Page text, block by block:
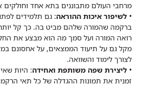
מרחבי העולם מתבוננים בתא אחד
• לשיפור איכות ההוראה: גם תלמידים
ברקמה שהמורה שלהם מביט בה. כך קל
רואה המורה ועל סמך מה הוא מבצע את
מקל גם על תיעוד הממצאים, על אחסונם
לצורך לימוד והשוואה.
• ליצירת שפה משותפת ואחידה: היות
זמנית את תמונות ההגדלה של כל תאי